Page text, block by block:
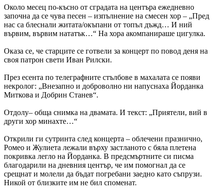
Около месец по-късно от сградата на центъра ежедневно
започна да се чува песен – изпълнение на смесен хор – „Пред
нас са блеснали житата/окъпани от топъл дъжд… И ний
вървим, вървим нататък…“ На хора акомпанираше цигулка.
Оказа се, че старците се готвели за концерт по повод деня на
своя патрон свети Иван Рилски.
През есента по телеграфните стълбове в махалата се появи
некролог: „Внезапно и доброволно ни напуснаха Йорданка
Миткова и Добрин Станев“.
Отдолу– обща снимка на двамата. И текст: „Приятели, вий в
други хор минахте…“
Открили ги сутринта след концерта – облечени празнично,
Ромео и Жулиета лежали върху застланото с бяла плетена
покривка легло на Йорданка. В предсмъртните си писма
благодарили на дневния център, че им помогнал да се
срещнат и молели да бъдат погребани заедно като съпрузи.
Никой от близките им не бил споменат.